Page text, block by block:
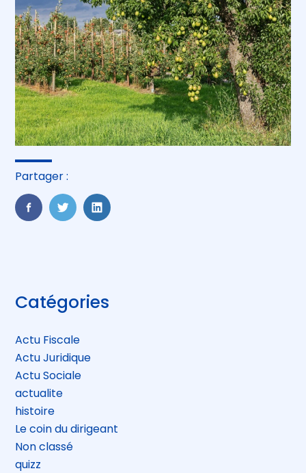
Partager :
FaceBook
TwitterLinkedIn
Blog
sidebar
Catégories
Actu Fiscale
Actu Juridique
Actu Sociale
actualite
histoire
Le coin du dirigeant
Non classé
quizz